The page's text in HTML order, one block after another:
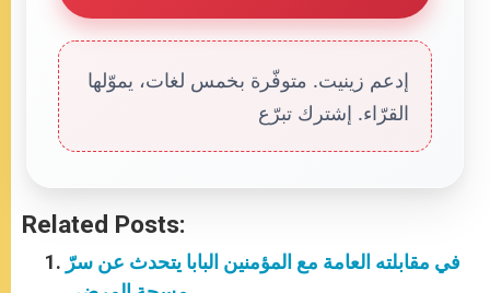
إدعم زينيت. متوفّرة بخمس لغات، يموّلها
القرّاء. إشترك تبرّع
Related Posts:
في مقابلته العامة مع المؤمنين البابا يتحدث عن سرّ